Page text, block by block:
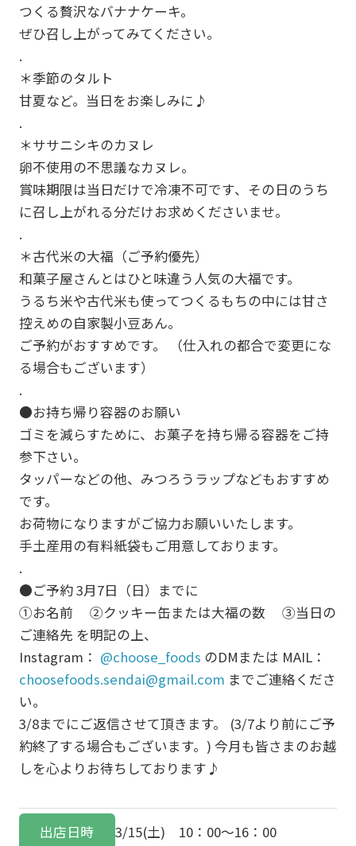
つくる贅沢なバナナケーキ。
ぜひ召し上がってみてください。
.
＊季節のタルト
甘夏など。当日をお楽しみに♪
.
＊ササニシキのカヌレ
卵不使用の不思議なカヌレ。
賞味期限は当日だけで冷凍不可です、その日のうち
に召し上がれる分だけお求めくださいませ。
.
＊古代米の大福（ご予約優先）
和菓子屋さんとはひと味違う人気の大福です。
うるち米や古代米も使ってつくるもちの中には甘さ
控えめの自家製小豆あん。
ご予約がおすすめです。 （仕入れの都合で変更にな
る場合もございます）
.
●お持ち帰り容器のお願い
ゴミを減らすために、お菓子を持ち帰る容器をご持
参下さい。
タッパーなどの他、みつろうラップなどもおすすめ
です。
お荷物になりますがご協力お願いいたします。
手土産用の有料紙袋もご用意しております。
.
●ご予約 3月7日（日）までに
①お名前 ②クッキー缶または大福の数 ③当日の
ご連絡先 を明記の上、
Instagram： @choose_foods のDMまたは MAIL：
choosefoods.sendai@gmail.com までご連絡くださ
い。
3/8までにご返信させて頂きます。 (3/7より前にご予
約終了する場合もございます。) 今月も皆さまのお越
しを心よりお待ちしております♪
出店日時 3/15(土) 10：00～16：00